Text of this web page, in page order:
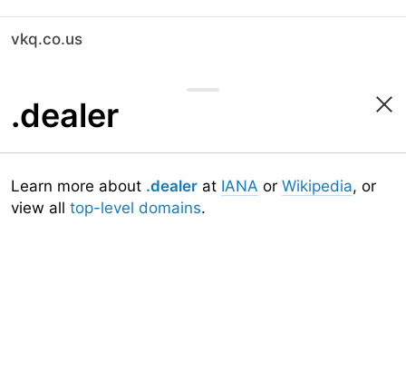
vkq.co.us
.dealer
Learn more about .dealer at IANA or Wikipedia, or
view all top-level domains.